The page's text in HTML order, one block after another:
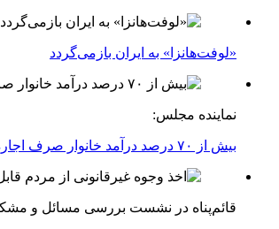
«لوفت‌هانزا» به ایران بازمی‌گردد
نماینده مجلس:
بیش از ۷۰ درصد درآمد خانوار صرف اجاره خانه می‌شود
قائم‌پناه در نشست بررسی مسائل و